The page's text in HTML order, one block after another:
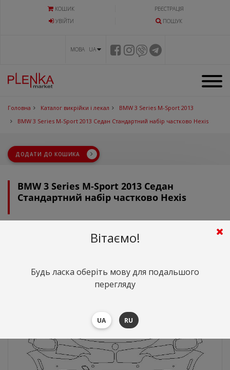
КОШИК
РЕЄСТРАЦІЯ
УВIЙТИ
ПОШУК
МОВА UA
Головна Каталог викрійки і лекал
BMW 3 Series M-Sport 2013
BMW 3 Series M-Sport 2013 Седан Стандартний набір частково Hexis
ДОДАТИ ДО КОШИКА
BMW 3 Series M-Sport 2013 Седан
Стандартний набір частково Hexis
грн.($0)
Вітаємо!
Будь ласка оберіть мову для подальшого
перегляду
UA RU